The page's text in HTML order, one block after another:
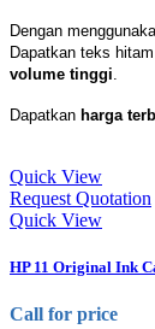
Dengan
Dapatkan teks
volume tinggi
Dapatkan harga
Quick View
Request Quotation
Quick View
HP 11 Original Ink
Call for price